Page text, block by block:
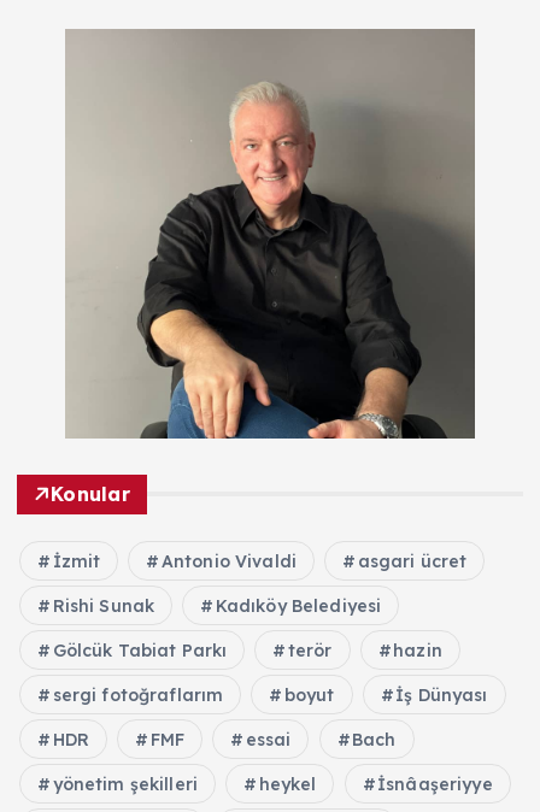
Konular
İzmit Antonio Vivaldi asgari ücret
Rishi Sunak Kadıköy Belediyesi
Gölcük Tabiat Parkı terör hazin
sergi fotoğraflarım boyut İş Dünyası
HDR FMF essai Bach
yönetim şekilleri heykel İsnâaşeriyye